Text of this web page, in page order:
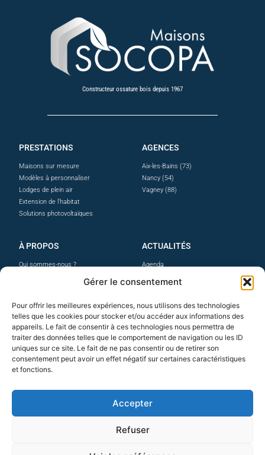
Gérer le consentement
Pour offrir les meilleures expériences, nous utilisons des technologies
telles que les cookies pour stocker et/ou accéder aux informations des
appareils. Le fait de consentir à ces technologies nous permettra de
traiter des données telles que le comportement de navigation ou les ID
uniques sur ce site. Le fait de ne pas consentir ou de retirer son
consentement peut avoir un effet négatif sur certaines caractéristiques
et fonctions.
Accepter
Refuser
Constructeur ossature bois depuis 1967
PRESTATIONS
Maisons sur mesure
Modèles à personnaliser
Lodges de plein air
Extension de l'habitat
Solutions photovoltaïques
AGENCES
Aix-les-Bains (73)
Nancy (54)
Vagney (88)
À PROPOS
Qui sommes-nous ?
Professionnels
Carrières
ACTUALITÉS
Agenda
Instagram
CONTACT
Siège social